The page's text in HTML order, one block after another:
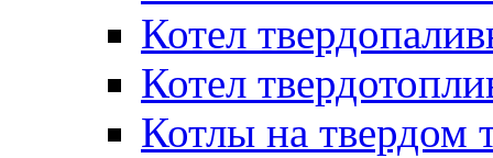
Котел
Котел
Котлы на твердом